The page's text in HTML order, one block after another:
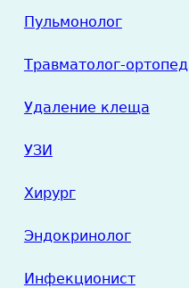
Пульмонолог
Травматолог-ортопед
Удаление клеща
УЗИ
Хирург
Эндокринолог
Инфекционист